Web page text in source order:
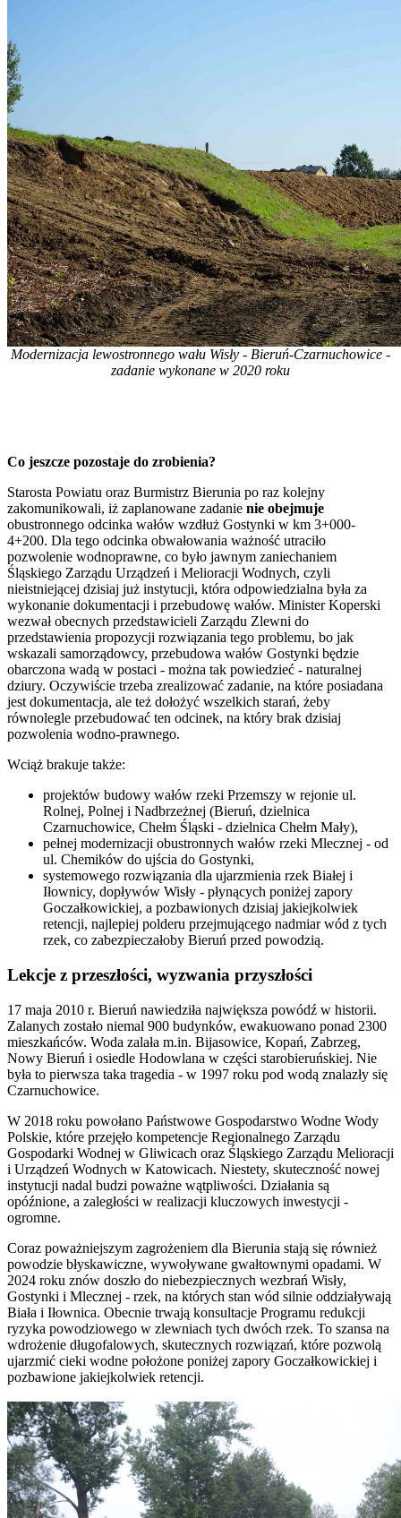
Modernizacja lewostronnego wału Wisły - Bieruń-Czarnuchowice -
zadanie wykonane w 2020 roku
Co jeszcze pozostaje do zrobienia?
Starosta Powiatu oraz Burmistrz Bierunia po raz kolejny
zakomunikowali, iż zaplanowane zadanie nie obejmuje
obustronnego odcinka wałów wzdłuż Gostynki w km 3+000-
4+200. Dla tego odcinka obwałowania ważność utraciło
pozwolenie wodnoprawne, co było jawnym zaniechaniem
Śląskiego Zarządu Urządzeń i Melioracji Wodnych, czyli
nieistniejącej dzisiaj już instytucji, która odpowiedzialna była za
wykonanie dokumentacji i przebudowę wałów. Minister Koperski
wezwał obecnych przedstawicieli Zarządu Zlewni do
przedstawienia propozycji rozwiązania tego problemu, bo jak
wskazali samorządowcy, przebudowa wałów Gostynki będzie
obarczona wadą w postaci - można tak powiedzieć - naturalnej
dziury. Oczywiście trzeba zrealizować zadanie, na które posiadana
jest dokumentacja, ale też dołożyć wszelkich starań, żeby
równolegle przebudować ten odcinek, na który brak dzisiaj
pozwolenia wodno-prawnego.
Wciąż brakuje także:
projektów budowy wałów rzeki Przemszy w rejonie ul.
Rolnej, Polnej i Nadbrzeżnej (Bieruń, dzielnica
Czarnuchowice, Chełm Śląski - dzielnica Chełm Mały),
pełnej modernizacji obustronnych wałów rzeki Mlecznej - od
ul. Chemików do ujścia do Gostynki,
systemowego rozwiązania dla ujarzmienia rzek Białej i
Iłownicy, dopływów Wisły - płynących poniżej zapory
Goczałkowickiej, a pozbawionych dzisiaj jakiejkolwiek
retencji, najlepiej polderu przejmującego nadmiar wód z tych
rzek, co zabezpieczałoby Bieruń przed powodzią.
Lekcje z przeszłości, wyzwania przyszłości
17 maja 2010 r. Bieruń nawiedziła największa powódź w historii.
Zalanych zostało niemal 900 budynków, ewakuowano ponad 2300
mieszkańców. Woda zalała m.in. Bijasowice, Kopań, Zabrzeg,
Nowy Bieruń i osiedle Hodowlana w części starobieruńskiej. Nie
była to pierwsza taka tragedia - w 1997 roku pod wodą znalazły się
Czarnuchowice.
W 2018 roku powołano Państwowe Gospodarstwo Wodne Wody
Polskie, które przejęło kompetencje Regionalnego Zarządu
Gospodarki Wodnej w Gliwicach oraz Śląskiego Zarządu Melioracji
i Urządzeń Wodnych w Katowicach. Niestety, skuteczność nowej
instytucji nadal budzi poważne wątpliwości. Działania są
opóźnione, a zaległości w realizacji kluczowych inwestycji -
ogromne.
Coraz poważniejszym zagrożeniem dla Bierunia stają się również
powodzie błyskawiczne, wywoływane gwałtownymi opadami. W
2024 roku znów doszło do niebezpiecznych wezbrań Wisły,
Gostynki i Mlecznej - rzek, na których stan wód silnie oddziaływają
Biała i Iłownica. Obecnie trwają konsultacje Programu redukcji
ryzyka powodziowego w zlewniach tych dwóch rzek. To szansa na
wdrożenie długofalowych, skutecznych rozwiązań, które pozwolą
ujarzmić cieki wodne położone poniżej zapory Goczałkowickiej i
pozbawione jakiejkolwiek retencji.